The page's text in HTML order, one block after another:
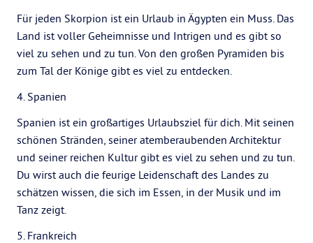
Für jeden Skorpion ist ein Urlaub in Ägypten ein Muss. Das
Land ist voller Geheimnisse und Intrigen und es gibt so
viel zu sehen und zu tun. Von den großen Pyramiden bis
zum Tal der Könige gibt es viel zu entdecken.
4. Spanien
Spanien ist ein großartiges Urlaubsziel für dich. Mit seinen
schönen Stränden, seiner atemberaubenden Architektur
und seiner reichen Kultur gibt es viel zu sehen und zu tun.
Du wirst auch die feurige Leidenschaft des Landes zu
schätzen wissen, die sich im Essen, in der Musik und im
Tanz zeigt.
5. Frankreich